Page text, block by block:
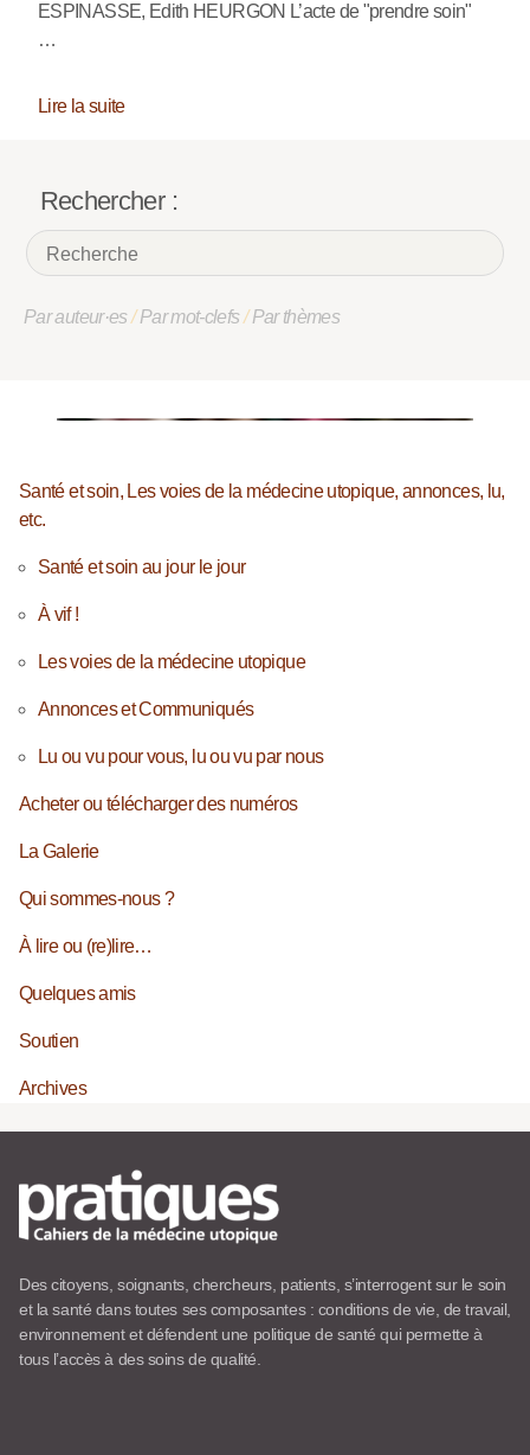
ESPINASSE, Edith HEURGON L’acte de "prendre soin"
…
Lire la suite
Rechercher :
Par auteur·es/Par mot-clefs/Par thèmes
Santé et soin, Les voies de la médecine utopique, annonces, lu,
etc.
Santé et soin au jour le jour
À vif !
Les voies de la médecine utopique
Annonces et Communiqués
Lu ou vu pour vous, lu ou vu par nous
Acheter ou télécharger des numéros
La Galerie
Qui sommes-nous ?
À lire ou (re)lire…
Quelques amis
Soutien
Archives
Des citoyens, soignants, chercheurs, patients, s’interrogent sur le soin
et la santé dans toutes ses composantes : conditions de vie, de travail,
environnement et défendent une politique de santé qui permette à
tous l’accès à des soins de qualité.